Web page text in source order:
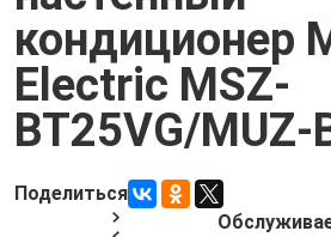
кондиционер
Electric MSZ-
BT25VG/MUZ-
Поделиться
Код товара: